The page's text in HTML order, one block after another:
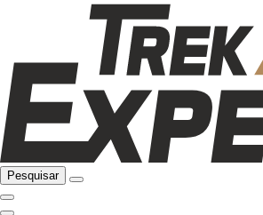
Pesquisar